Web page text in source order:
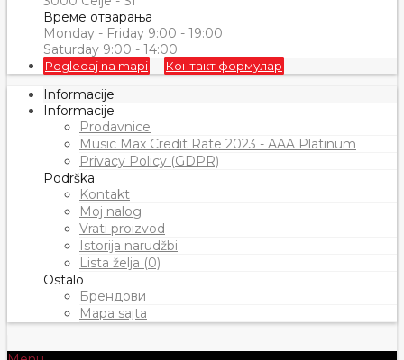
Време отварања
Monday - Friday 9:00 - 19:00
Saturday 9:00 - 14:00
Pogledaj na mapi Контакт формулар
Informacije
Informacije
Prodavnice
Music Max Credit Rate 2023 - AAA Platinum
Privacy Policy (GDPR)
Podrška
Kontakt
Moj nalog
Vrati proizvod
Istorija narudžbi
Lista želja (0)
Ostalo
Брендови
Mapa sajta